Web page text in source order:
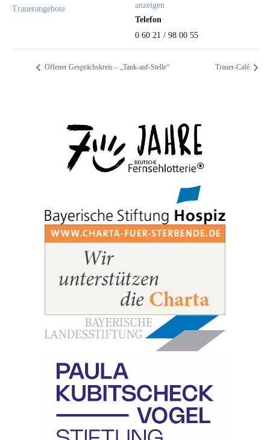
Trauerangebote
anzeigen
Telefon
0 60 21 / 98 00 55
Offener Gesprächskreis – „Tank-auf-Stelle“ Trauer-Café